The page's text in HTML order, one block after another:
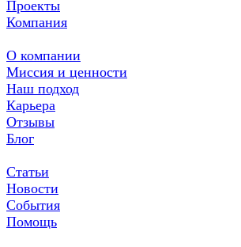
Проекты
Компания
О компании
Миссия и ценности
Наш подход
Карьера
Отзывы
Блог
Статьи
Новости
События
Помощь